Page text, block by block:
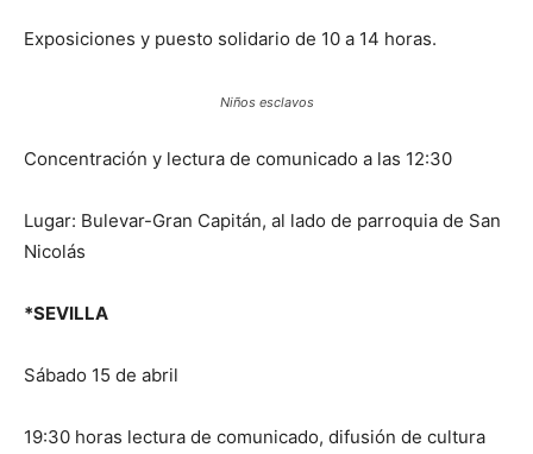
Exposiciones y puesto solidario de 10 a 14 horas.
Niños esclavos
Concentración y lectura de comunicado a las 12:30
Lugar: Bulevar-Gran Capitán, al lado de parroquia de San
Nicolás
*SEVILLA
Sábado 15 de abril
19:30 horas lectura de comunicado, difusión de cultura